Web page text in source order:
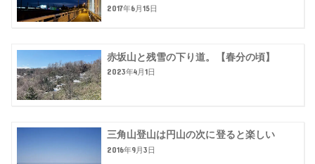
2017年6月15日
赤坂山と残雪の下り道。【春分の頃】
2023年4月1日
三角山登山は円山の次に登ると楽しい
2016年9月3日